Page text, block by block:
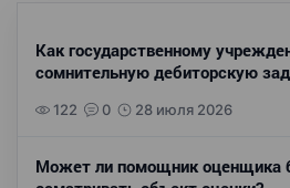
Как государственному
сомнительную дебиторскую
122 0 28 июля 2026
Может ли помощник оценщика